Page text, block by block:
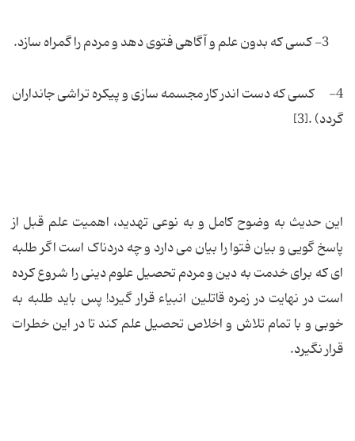
4- كسى كه دست اندر كار مجسمه سازى و پیكره تراشى جانداران
گردد) .[3]
این حدیث به وضوح کامل و به نوعی تهدید، اهمیت علم قبل از
پاسخ گویی و بیان فتوا را بیان می دارد و چه دردناک است اگر طلبه
ای که برای خدمت به دین و مردم تحصیل علوم دینی را شروع کرده
است در نهایت در زمره قاتلین انبیاء قرار گیرد! پس باید طلبه به
خوبی و با تمام تلاش و اخلاص تحصیل علم کند تا در این خطرات
قرار نگیرد.